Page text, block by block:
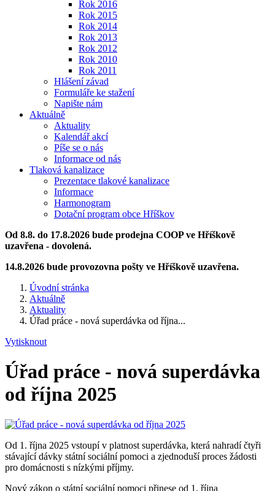
Rok 2016
Rok 2015
Rok 2014
Rok 2013
Rok 2012
Rok 2010
Rok 2011
Hlášení závad
Formuláře ke stažení
Napište nám
Aktuálně
Aktuality
Kalendář akcí
Píše se o nás
Informace od nás
Tlaková kanalizace
Prezentace tlakové kanalizace
Informace
Harmonogram
Dotační program obce Hříškov
Od 8.8. do 17.8.2026 bude prodejna COOP ve Hříškově
uzavřena - dovolená.
14.8.2026 bude provozovna pošty ve Hříškově uzavřena.
Úvodní stránka
Aktuálně
Aktuality
Úřad práce - nová superdávka od října...
Vytisknout
Úřad práce - nová superdávka
od října 2025
Od 1. října 2025 vstoupí v platnost superdávka, která nahradí čtyři
stávající dávky státní sociální pomoci a zjednoduší proces žádosti
pro domácnosti s nízkými příjmy.
Nový zákon o státní sociální pomoci přinese od 1. října